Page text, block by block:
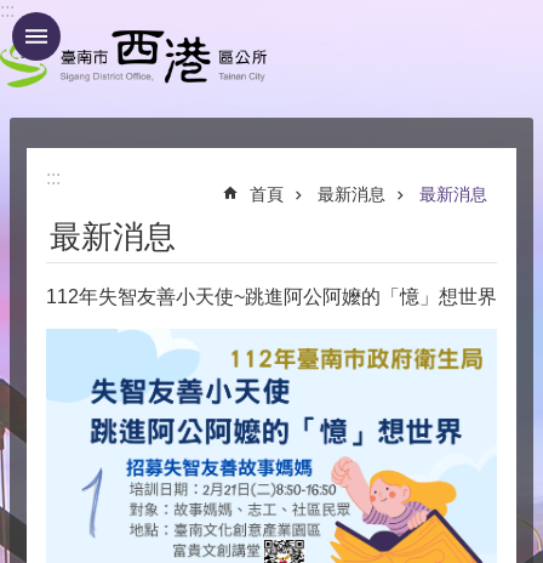
跳到主要內容區塊
:::
:::
首頁 最新消息 最新消息
最新消息
112年失智友善小天使~跳進阿公阿嬤的「憶」想世界